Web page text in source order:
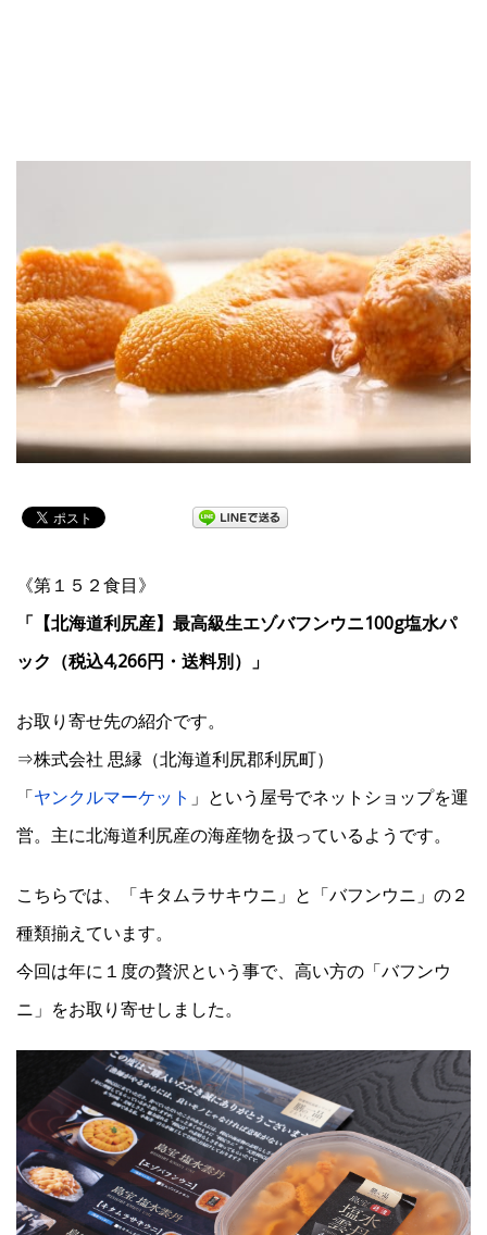
《第１５２食目》
「【北海道利尻産】最高級生エゾバフンウニ100g塩水パ
ック（税込4,266円・送料別）」
お取り寄せ先の紹介です。
⇒株式会社 思縁（北海道利尻郡利尻町）
「ヤンクルマーケット 」という屋号でネットショップを運
営。主に北海道利尻産の海産物を扱っているようです。
こちらでは、「キタムラサキウニ」と「バフンウニ」の２
種類揃えています。
今回は年に１度の贅沢という事で、高い方の「バフンウ
ニ」をお取り寄せしました。